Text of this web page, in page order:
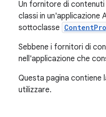
Un fornitore di
classi in un'applicazione
sottoclasse
Sebbene i fornitori di
nell'applicazione che
Questa pagina contiene
utilizzare.